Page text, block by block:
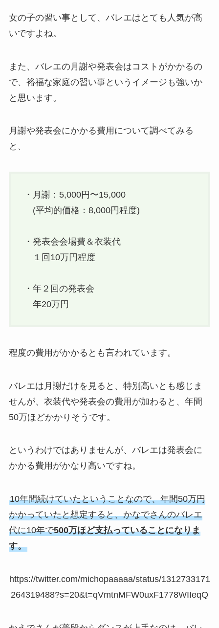
女の子の習い事として、バレエはとても人気が高
いですよね。
また、バレエの月謝や発表会はコストがかかるの
で、裕福な家庭の習い事というイメージも強いか
と思います。
月謝や発表会にかかる費用について調べてみる
と、
・月謝：5,000円〜15,000
(平均的価格：8,000円程度)
・発表会会場費＆衣装代
１回10万円程度
・年２回の発表会
年20万円
程度の費用がかかるとも言われています。
バレエは月謝だけを見ると、特別高いとも感じま
せんが、衣装代や発表会の費用が加わると、年間
50万ほどかかりそうです。
というわけではありませんが、バレエは発表会に
かかる費用がかなり高いですね。
10年間続けていたということなので、年間50万円
かかっていたと想定すると、かなでさんのバレエ
代に10年で500万ほど支払っていることになりま
す。
https://twitter.com/michopaaaaa/status/1312733171
264319488?s=20&t=qVmtnMFW0uxF1778WIIeqQ